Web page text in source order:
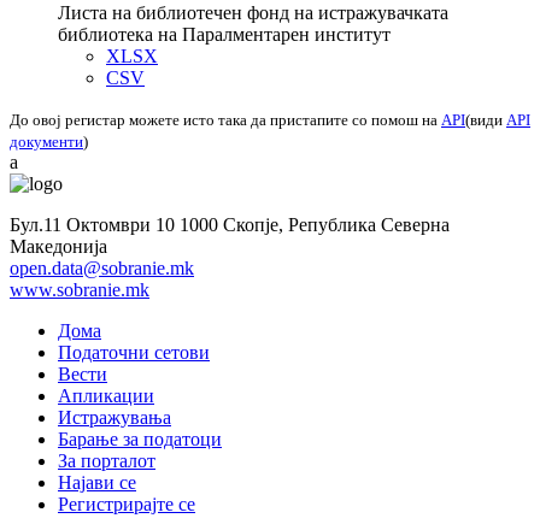
Листа на библиотечен фонд на истражувачката
библиотека на Паралментарен институт
XLSX
CSV
До овој регистар можете исто така да пристапите со помош на API(види API
документи)
a
Бул.11 Октомври 10 1000 Скопје, Република Северна
Македонија
open.data@sobranie.mk
www.sobranie.mk
Дома
Податочни сетови
Вести
Апликации
Истражувања
Барање за податоци
За порталот
Најави се
Регистрирајте се